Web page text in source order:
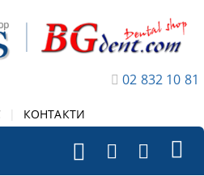
02 832 10 81
КОНТАКТИ